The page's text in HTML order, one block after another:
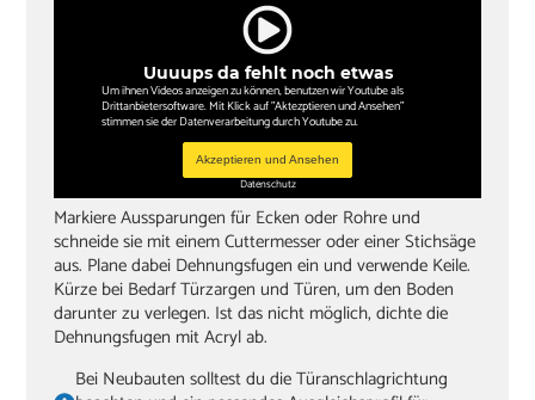
Uuuups da fehlt noch etwas
Um ihnen Videos anzeigen zu können, benutzen wir Youtube als
Drittanbietersoftware. Mit Klick auf "Aktezptieren und Ansehen"
stimmen sie der Datenverarbeitung durch Youtube zu.
Akzeptieren und Ansehen
Datenschutz
Markiere Aussparungen für Ecken oder Rohre und
schneide sie mit einem Cuttermesser oder einer Stichsäge
aus. Plane dabei Dehnungsfugen ein und verwende Keile.
Kürze bei Bedarf Türzargen und Türen, um den Boden
darunter zu verlegen. Ist das nicht möglich, dichte die
Dehnungsfugen mit Acryl ab.
Bei Neubauten solltest du die Türanschlagrichtung